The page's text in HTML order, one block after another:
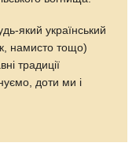
який український
намисто тощо)
традиції
доти ми і